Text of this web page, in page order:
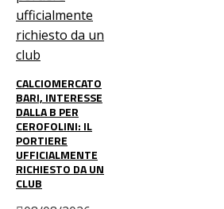
CALCIOMERCATO
BARI, INTERESSE
DALLA B PER
CEROFOLINI: IL
PORTIERE
UFFICIALMENTE
RICHIESTO DA UN
CLUB